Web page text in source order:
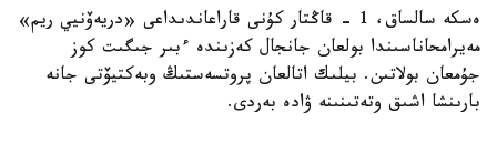
ەسكە سالساق، 1 - قاڭتار كۇنى قاراعاندىداعى «دريەۆنيي ريم»
مەيرامحاناسىندا بولعان جانجال كەزىندە ءبىر جىگىت كوز
جۇمعان بولاتىن. بيلىك اتالعان پروتسەستىڭ وبەكتيۆتى جانە
بارىنشا اشىق وتەتىنىنە ۋادە بەردى.